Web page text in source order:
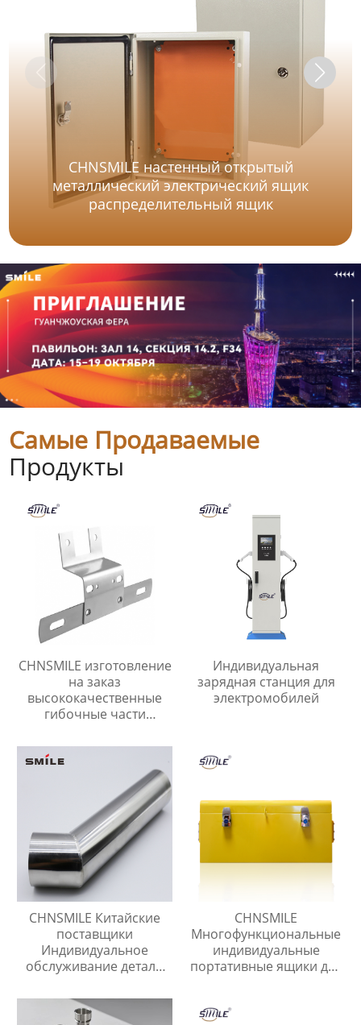
CHNSMILE настенный открытый
металлический электрический ящик
распределительный ящик
Самые Продаваемые
Продукты
CHNSMILE изготовление
на заказ
высококачественные
гибочные части
листовой металл
Индивидуальная
зарядная станция для
электромобилей
CHNSMILE Китайские
поставщики
Индивидуальное
обслуживание детали
сварочные детали
CHNSMILE
Многофункциональные
индивидуальные
портативные ящики для
Металлический ящик